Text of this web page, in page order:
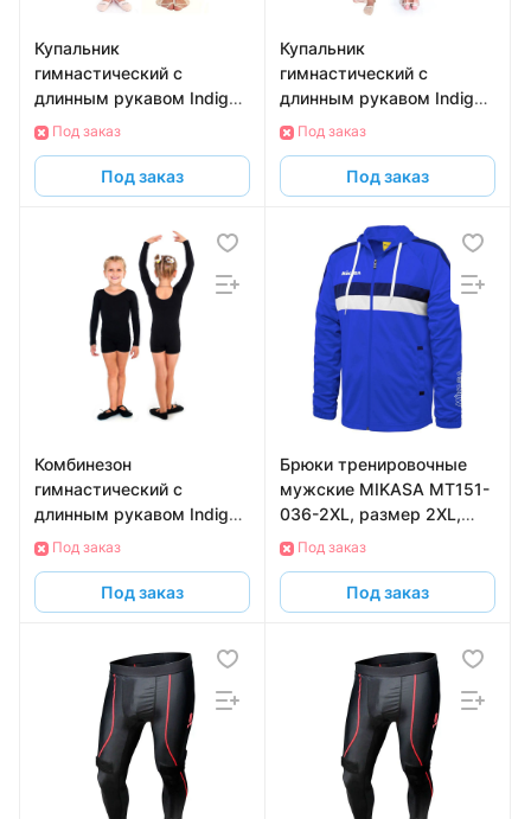
Купальник
гимнастический с
длинным рукавом Indigo
SM-094-32, размер 32,
Под заказ
Под заказ
Купальник
гимнастический с
длинным рукавом Indigo
SM-093-30, размер 30,
Под заказ
Под заказ
Комбинезон
гимнастический с
длинным рукавом Indigo
SM-193-32, размер 32,
Под заказ
Под заказ
Брюки тренировочные
мужские MIKASA MT151-
036-2XL, размер 2XL,
темно-синий
Под заказ
Под заказ